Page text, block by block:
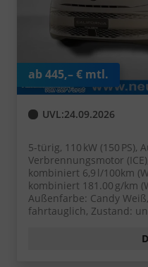
UVL:24.09.2026
ab 445,– € mtl.
5-türig, 110 kW (150 PS),
Verbrennungsmotor
kombiniert 6,9 l/100km
kombiniert 181.00 g/km
Außenfarbe: Candy
fahrtauglich, Zustand: